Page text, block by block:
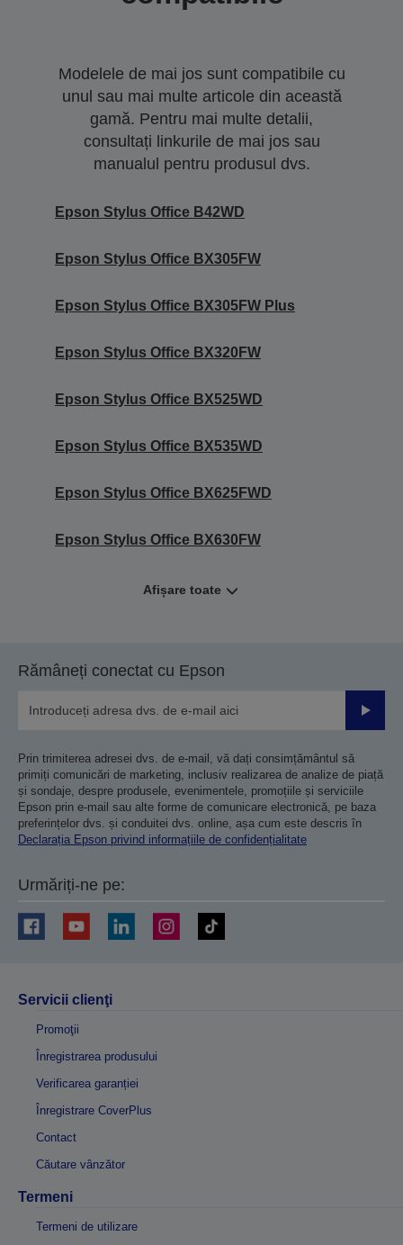
Modelele de mai jos sunt compatibile cu
unul sau mai multe articole din această
gamă. Pentru mai multe detalii,
consultați linkurile de mai jos sau
manualul pentru produsul dvs.
Epson Stylus Office B42WD
Epson Stylus Office BX305FW
Epson Stylus Office BX305FW Plus
Epson Stylus Office BX320FW
Epson Stylus Office BX525WD
Epson Stylus Office BX535WD
Epson Stylus Office BX625FWD
Epson Stylus Office BX630FW
Afișare toate
Rămâneți conectat cu Epson
Prin trimiterea adresei dvs. de e-mail, vă dați consimțământul să
primiți comunicări de marketing, inclusiv realizarea de analize de piață
și sondaje, despre produsele, evenimentele, promoțiile și serviciile
Epson prin e-mail sau alte forme de comunicare electronică, pe baza
preferințelor dvs. și conduitei dvs. online, așa cum este descris în
Declarația Epson privind informațiile de confidențialitate
Urmăriți-ne pe:
Servicii clienţi
Promoţii
Înregistrarea produsului
Verificarea garanției
Înregistrare CoverPlus
Contact
Căutare vânzător
Termeni
Termeni de utilizare